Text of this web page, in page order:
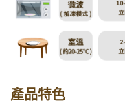
產品特色